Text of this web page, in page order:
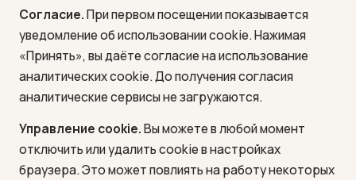
Согласие.При первом посещении показывается
уведомление об использовании cookie. Нажимая
«Принять», вы даёте согласие на использование
аналитических cookie. До получения согласия
аналитические сервисы не загружаются.
Управление cookie.Вы можете в любой момент
отключить или удалить cookie в настройках
браузера. Это может повлиять на работу некоторых